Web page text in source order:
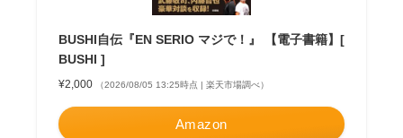
BUSHI自伝『EN SERIO マジで！』 【電子書籍】[
BUSHI ]
¥2,000 （2026/08/05 13:25時点 | 楽天市場調べ）
Amazon